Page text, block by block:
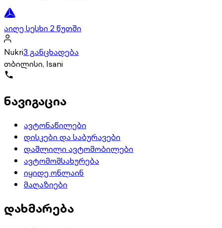
აიღე სესხი 2 წუთში
Nukri3 განცხადება
თბილისი, Isani
ნავიგაცია
ავტონაწილები
დისკები და საბურავები
დაშლილი ავტომობილები
ავტომომსახურება
იყიდე ონლაინ
მაღაზიები
დახმარება